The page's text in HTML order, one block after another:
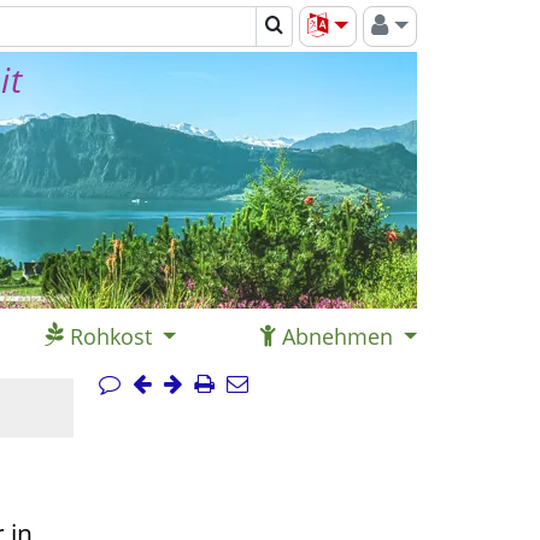
Rohkost Abnehmen